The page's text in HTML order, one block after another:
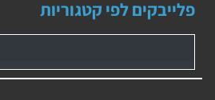
פלייבקים לפי קטגוריות